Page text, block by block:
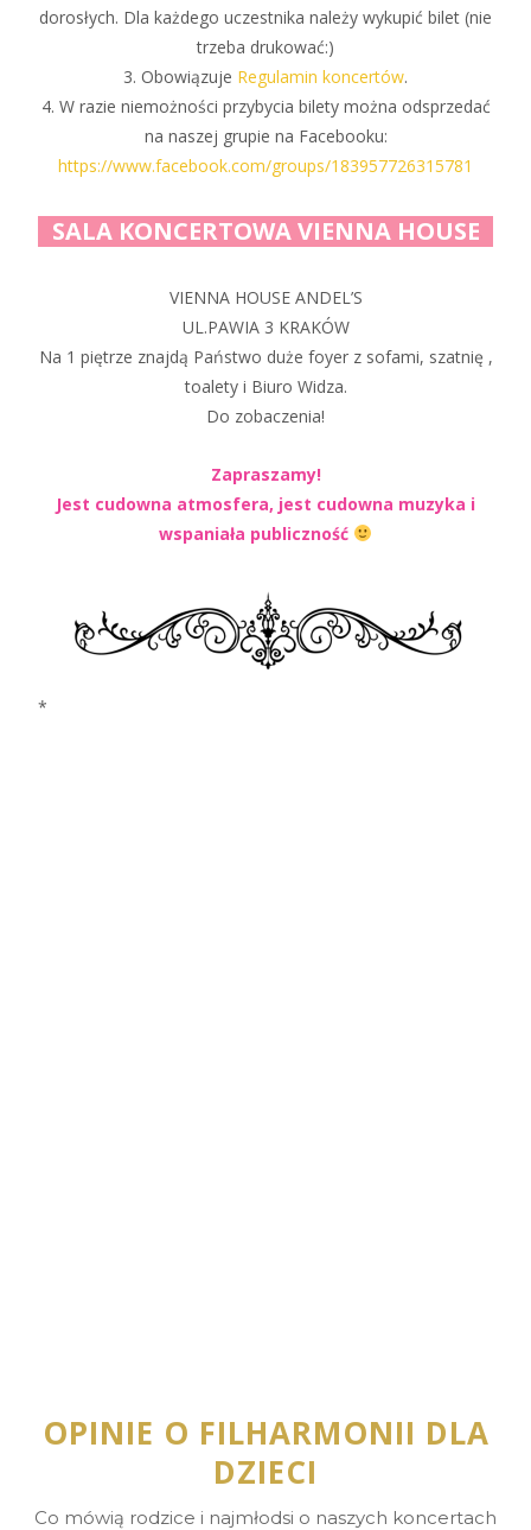
dorosłych. Dla każdego uczestnika należy wykupić bilet (nie
trzeba drukować:)
3. Obowiązuje Regulamin koncertów.
4. W razie niemożności przybycia bilety można odsprzedać
na naszej grupie na Facebooku:
https://www.facebook.com/groups/183957726315781
SALA KONCERTOWA VIENNA HOUSE
VIENNA HOUSE ANDEL’S
UL.PAWIA 3 KRAKÓW
Na 1 piętrze znajdą Państwo duże foyer z sofami, szatnię ,
toalety i Biuro Widza.
Do zobaczenia!
Zapraszamy!
Jest cudowna atmosfera, jest cudowna muzyka i
wspaniała publiczność
*
OPINIE O FILHARMONII DLA
DZIECI
Co mówią rodzice i najmłodsi o naszych koncertach